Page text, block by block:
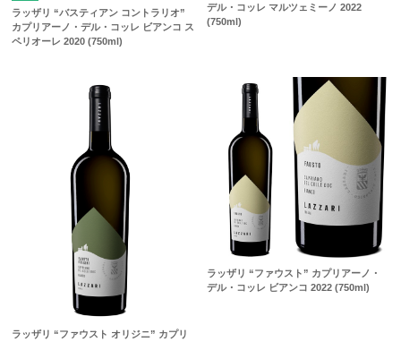
ラッザリ “バスティアン コントラリオ”
カプリアーノ・デル・コッレ ビアンコ ス
ペリオーレ 2020 (750ml)
デル・コッレ マルツェミーノ 2022
(750ml)
ラッザリ “ファウスト オリジニ” カプリ
ラッザリ “ファウスト” カプリアーノ・
デル・コッレ ビアンコ 2022 (750ml)